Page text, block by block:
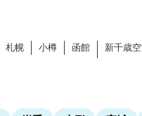
札幌 小樽 函館 新千歳